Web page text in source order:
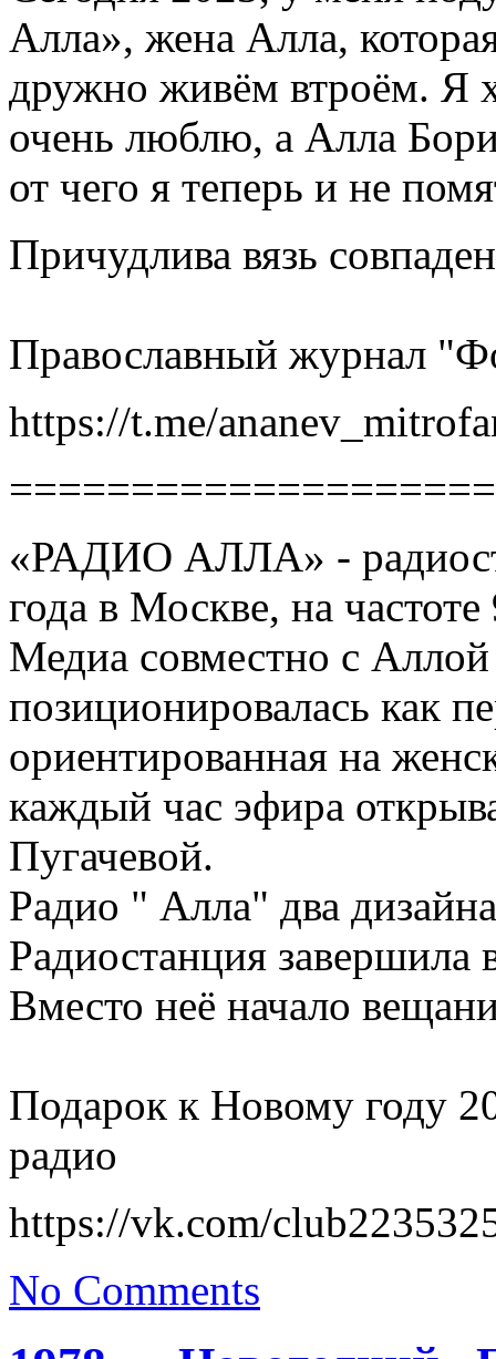
Алла», жена Алла,
дружно живём втроём. Я
очень люблю, а Алла
от чего я теперь и не
Причудлива вязь
Православный журнал
https://t.me/
«РАДИО АЛЛА» -
года в Москве, на
Медиа совместно с
позиционировалась как
ориентированная на
каждый час эфира
Пугачевой.
Радио " Алла" два
Радиостанция завершила
Вместо неё начало
Подарок к Новому году
радио
https://vk.com/
No Comments